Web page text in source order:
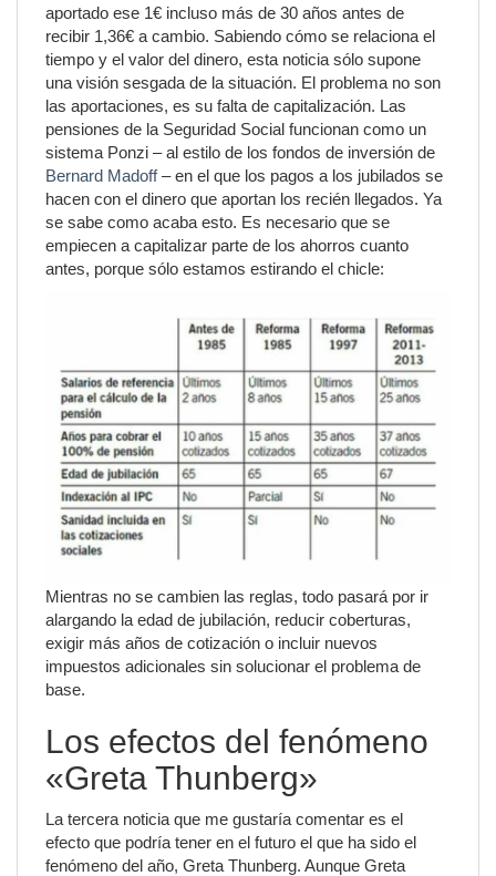
aportado ese 1€ incluso más de 30 años antes de
recibir 1,36€ a cambio. Sabiendo cómo se relaciona el
tiempo y el valor del dinero, esta noticia sólo supone
una visión sesgada de la situación. El problema no son
las aportaciones, es su falta de capitalización. Las
pensiones de la Seguridad Social funcionan como un
sistema Ponzi – al estilo de los fondos de inversión de
Bernard Madoff– en el que los pagos a los jubilados se
hacen con el dinero que aportan los recién llegados. Ya
se sabe como acaba esto. Es necesario que se
empiecen a capitalizar parte de los ahorros cuanto
antes, porque sólo estamos estirando el chicle:
Mientras no se cambien las reglas, todo pasará por ir
alargando la edad de jubilación, reducir coberturas,
exigir más años de cotización o incluir nuevos
impuestos adicionales sin solucionar el problema de
base.
Los efectos del fenómeno
«Greta Thunberg»
La tercera noticia que me gustaría comentar es el
efecto que podría tener en el futuro el que ha sido el
fenómeno del año, Greta Thunberg. Aunque Greta